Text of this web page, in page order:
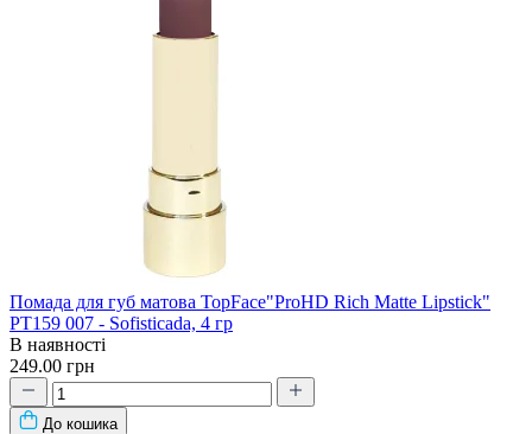
Помада для губ матова TopFace"ProHD Rich Matte Lipstick"
PT159 007 - Sofisticada, 4 гр
В наявності
249.00 грн
До кошика